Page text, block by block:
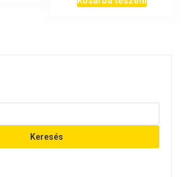
was:
is:
Keresés